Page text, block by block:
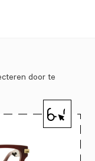
door te